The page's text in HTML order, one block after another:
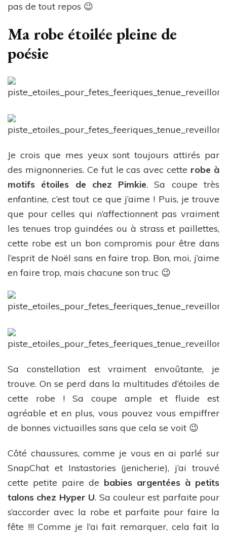
pas de tout repos 😉
Ma robe étoilée pleine de
poésie
Je crois que mes yeux sont toujours attirés par
des mignonneries. Ce fut le cas avec cette robe à
motifs étoiles de chez Pimkie. Sa coupe très
enfantine, c’est tout ce que j’aime ! Puis, je trouve
que pour celles qui n’affectionnent pas vraiment
les tenues trop guindées ou à strass et paillettes,
cette robe est un bon compromis pour être dans
l’esprit de Noël sans en faire trop. Bon, moi, j’aime
en faire trop, mais chacune son truc 😉
Sa constellation est vraiment envoûtante, je
trouve. On se perd dans la multitudes d’étoiles de
cette robe ! Sa coupe ample et fluide est
agréable et en plus, vous pouvez vous empiffrer
de bonnes victuailles sans que cela se voit 😉
Côté chaussures, comme je vous en ai parlé sur
SnapChat et Instastories (jenicherie), j’ai trouvé
cette petite paire de babies argentées à petits
talons chez Hyper U. Sa couleur est parfaite pour
s’accorder avec la robe et parfaite pour faire la
fête !!! Comme je l’ai fait remarquer, cela fait la